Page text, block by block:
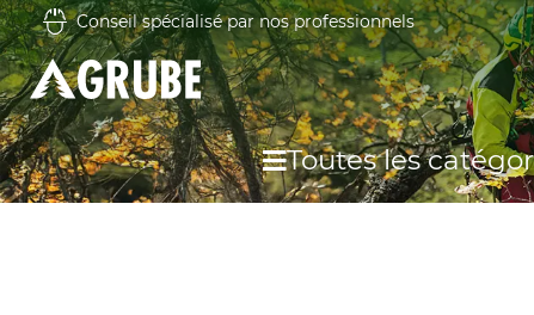
Conseil spécialisé par nos professionnels
Toutes les